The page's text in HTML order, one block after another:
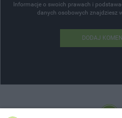
Informacje o swoich prawach i
danych osobowych znajdziesz
DODAJ